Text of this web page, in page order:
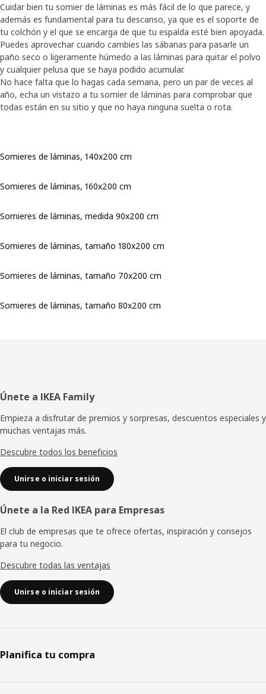
Cuidar bien tu somier de láminas es más fácil de lo que parece, y
además es fundamental para tu descanso, ya que es el soporte de
tu colchón y el que se encarga de que tu espalda esté bien apoyada.
Puedes aprovechar cuando cambies las sábanas para pasarle un
paño seco o ligeramente húmedo a las láminas para quitar el polvo
y cualquier pelusa que se haya podido acumular.
No hace falta que lo hagas cada semana, pero un par de veces al
año, echa un vistazo a tu somier de láminas para comprobar que
todas están en su sitio y que no haya ninguna suelta o rota.
Somieres de láminas, 140x200 cm
Somieres de láminas, 160x200 cm
Somieres de láminas, medida 90x200 cm
Somieres de láminas, tamaño 180x200 cm
Somieres de láminas, tamaño 70x200 cm
Somieres de láminas, tamaño 80x200 cm
Pie
de
página
Únete a IKEA Family
Empieza a disfrutar de premios y sorpresas, descuentos especiales y
muchas ventajas más.
Descubre todos los beneficios
Unirse o iniciar sesión
Únete a la Red IKEA para Empresas
El club de empresas que te ofrece ofertas, inspiración y consejos
para tu negocio.
Descubre todas las ventajas
Unirse o iniciar sesión
Planifica tu compra